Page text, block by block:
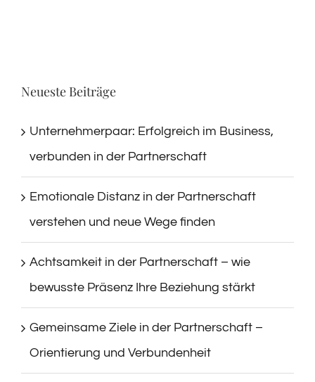
Neueste Beiträge
Unternehmerpaar: Erfolgreich im Business,
verbunden in der Partnerschaft
Emotionale Distanz in der Partnerschaft
verstehen und neue Wege finden
Achtsamkeit in der Partnerschaft – wie
bewusste Präsenz Ihre Beziehung stärkt
Gemeinsame Ziele in der Partnerschaft –
Orientierung und Verbundenheit